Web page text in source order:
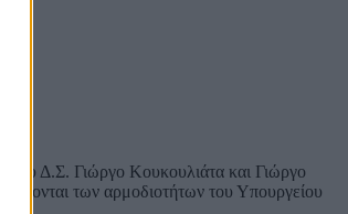
του Δ.Σ. Γιώργο Κουκουλιάτα και Γιώργο
των αρμοδιοτήτων του Υπουργείου